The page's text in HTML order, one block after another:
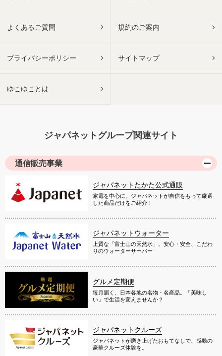
よくあるご質問 規約のご案内
プライバシーポリシー サイトマップ
ゆこゆことは
ジャパネットグループ関連サイト
通信販売事業
ジャパネットたかた公式通販
家電を中心に、ジャパネットが自信をもって厳選
した商品だけをご紹介！
ジャパネットウォーター
上質な「富士山の天然水」。安心・安全、こだわ
りのウォーターサーバー
グルメ定期便
毎月届く、日本各地の名物・名産品。「美味し
い」で生活を変えませんか？
ジャパネットクルーズ
ジャパネットが磨き上げたおもてなしで、感動の
豪華クルーズ体験を。